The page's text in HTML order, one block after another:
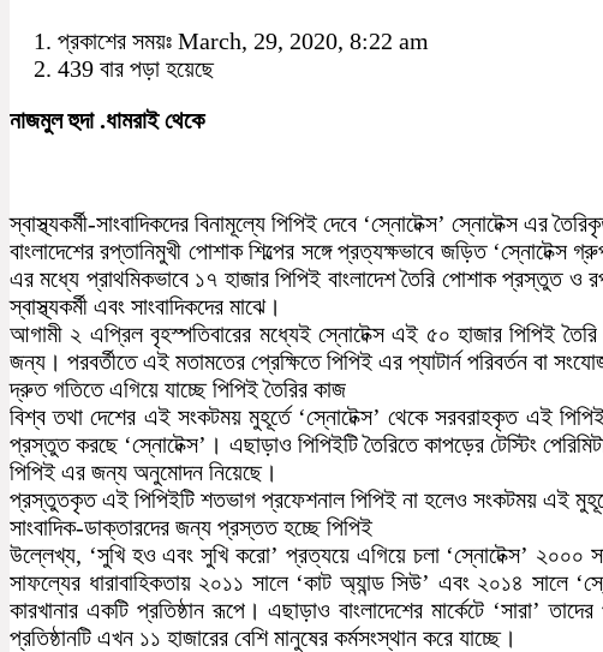
প্রকাশের সময়ঃ March, 29, 2020, 8:22 am
439 বার পড়া হয়েছে
নাজমুল হুদা .ধামরাই থেকে
স্বাস্থ্যকর্মী-সাংবাদিকদের বিনামূল্যে পিপিই দেবে ‘স্নোটেক্স’ স্নোটেক্স এর
বাংলাদেশের রপ্তানিমুখী পোশাক শিল্পের সঙ্গে প্রত্যক্ষভাবে জড়িত
এর মধ্যে প্রাথমিকভাবে ১৭ হাজার পিপিই বাংলাদেশ তৈরি পোশাক প্রস্তুত ও
স্বাস্থ্যকর্মী এবং সাংবাদিকদের মাঝে।
আগামী ২ এপ্রিল বৃহস্পতিবারের মধ্যেই স্নোটেক্স এই ৫০ হাজার পিপিই
জন্য। পরবর্তীতে এই মতামতের প্রেক্ষিতে পিপিই এর প্যাটার্ন পরিবর্তন বা
দ্রুত গতিতে এগিয়ে যাচ্ছে পিপিই তৈরির কাজ
বিশ্ব তথা দেশের এই সংকটময় মুহূর্তে ‘স্নোটেক্স’ থেকে সরবরাহকৃত এই
প্রস্তুত করছে ‘স্নোটেক্স’। এছাড়াও পিপিইটি তৈরিতে কাপড়ের টেস্টিং
পিপিই এর জন্য অনুমোদন নিয়েছে।
প্রস্তুতকৃত এই পিপিইটি শতভাগ প্রফেশনাল পিপিই না হলেও সংকটময় এই
সাংবাদিক-ডাক্তারদের জন্য প্রস্তত হচ্ছে পিপিই
উল্লেখ্য, ‘সুখি হও এবং সুখি করো’ প্রত্যয়ে এগিয়ে চলা ‘স্নোটেক্স’ ২০০০
সাফল্যের ধারাবাহিকতায় ২০১১ সালে ‘কাট অ্যান্ড সিউ’ এবং ২০১৪ সালে
কারখানার একটি প্রতিষ্ঠান রূপে। এছাড়াও বাংলাদেশের মার্কেটে ‘সারা’
প্রতিষ্ঠানটি এখন ১১ হাজারের বেশি মানুষের কর্মসংস্থান করে যাচ্ছে।